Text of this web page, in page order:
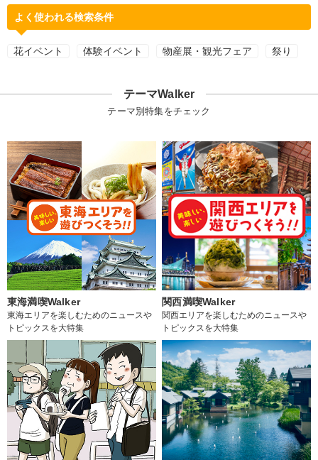
よく使われる検索条件
花イベント 体験イベント 物産展・観光フェア 祭り
テーマWalker
テーマ別特集をチェック
東海満喫Walker
東海エリアを楽しむためのニュースや
トピックスを大特集
関西満喫Walker
関西エリアを楽しむためのニュースや
トピックスを大特集